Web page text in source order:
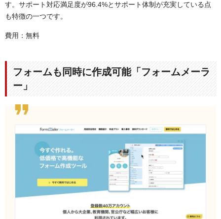
す。サポート対応満足度が96.4%とサポート体制が充実している点
も特徴の一つです。
費用：無料
フォームも同時に作成可能「フォームメーラ
ー」